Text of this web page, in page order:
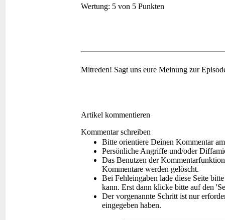
Wertung: 5 von 5 Punkten
Mitreden! Sagt uns eure Meinung zur
Artikel kommentieren
Kommentar schreiben
Bitte orientiere Deinen Kommentar
Persönliche Angriffe und/oder
Das Benutzen der
Kommentare werden gelöscht.
Bei Fehleingaben lade diese Seite
kann. Erst dann klicke bitte auf den
Der vorgenannte Schritt ist nur
eingegeben haben.